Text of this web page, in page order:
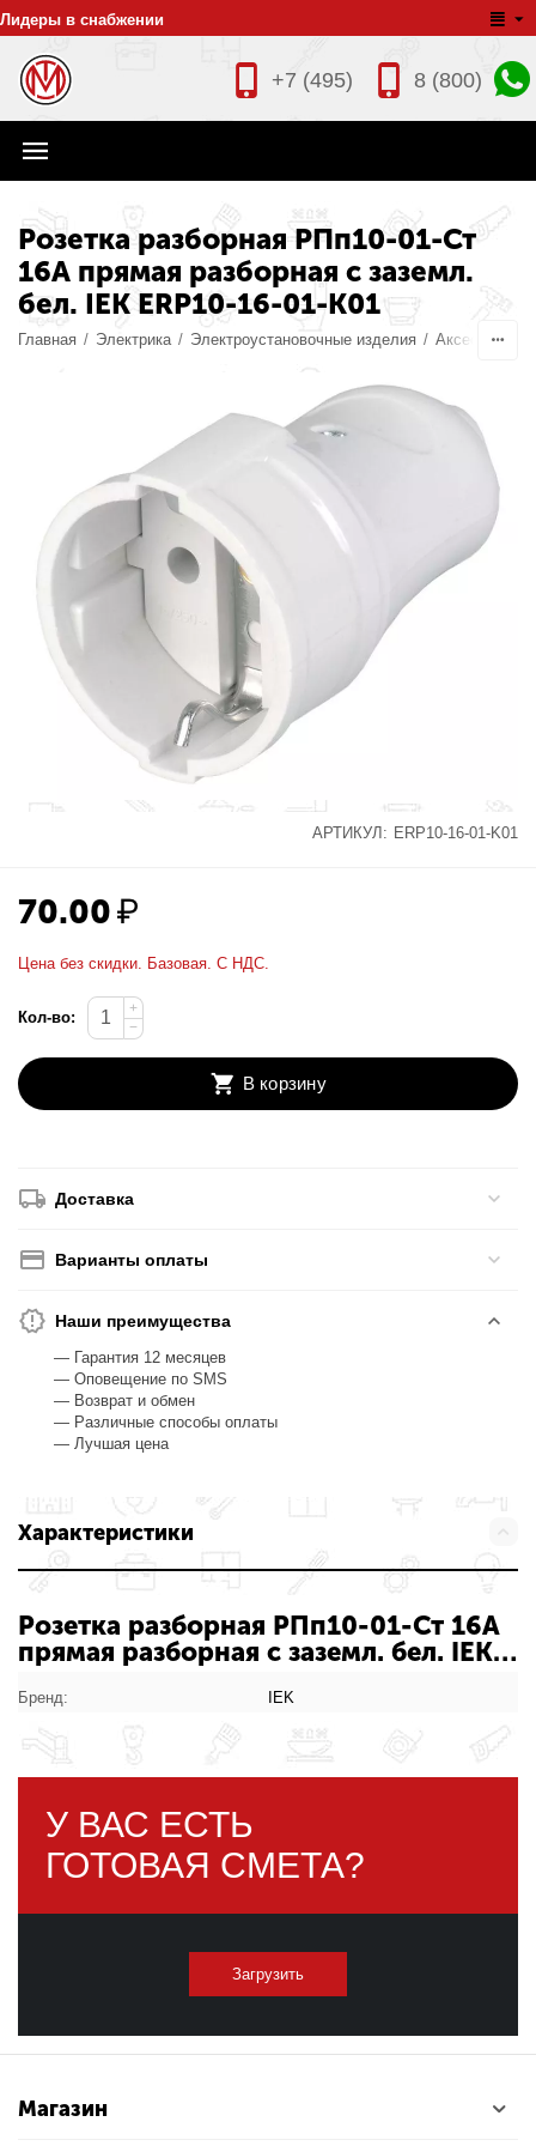
Лидеры в снабжении
8 (800)
+7 (495)
Розетка разборная РПп10-01-Ст
16А прямая разборная с заземл.
бел. IEK ERP10-16-01-K01
Главная / Электрика / Электроустановочные изделия / Аксессуары
АРТИКУЛ: ERP10-16-01-K01
70.00₽
Цена без скидки. Базовая. С НДС.
Кол-во:
+
−
В корзину
Доставка
Варианты оплаты
Наши преимущества
— Гарантия 12 месяцев
— Оповещение по SMS
— Возврат и обмен
— Различные способы оплаты
— Лучшая цена
Характеристики
Розетка разборная РПп10-01-Ст 16А
прямая разборная с заземл. бел. IEK
товара
Бренд: IEK
У ВАС ЕСТЬ
ГОТОВАЯ СМЕТА?
Загрузить
Магазин